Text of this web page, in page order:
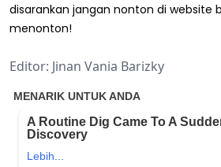
disarankan jangan nonton di website
menonton!
Editor: Jinan Vania Barizky